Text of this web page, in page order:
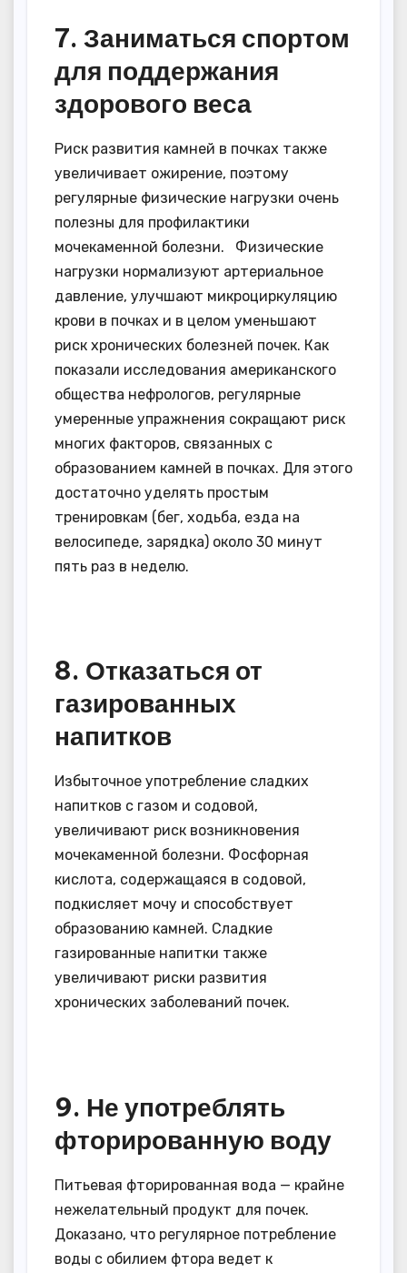
7. Заниматься спортом
для поддержания
здорового веса
Риск развития камней в почках также
увеличивает ожирение, поэтому
регулярные физические нагрузки очень
полезны для профилактики
мочекаменной болезни. Физические
нагрузки нормализуют артериальное
давление, улучшают микроциркуляцию
крови в почках и в целом уменьшают
риск хронических болезней почек. Как
показали исследования американского
общества нефрологов, регулярные
умеренные упражнения сокращают риск
многих факторов, связанных с
образованием камней в почках. Для этого
достаточно уделять простым
тренировкам (бег, ходьба, езда на
велосипеде, зарядка) около 30 минут
пять раз в неделю.
8. Отказаться от
газированных
напитков
Избыточное употребление сладких
напитков с газом и содовой,
увеличивают риск возникновения
мочекаменной болезни. Фосфорная
кислота, содержащаяся в содовой,
подкисляет мочу и способствует
образованию камней. Сладкие
газированные напитки также
увеличивают риски развития
хронических заболеваний почек.
9. Не употреблять
фторированную воду
Питьевая фторированная вода — крайне
нежелательный продукт для почек.
Доказано, что регулярное потребление
воды с обилием фтора ведет к